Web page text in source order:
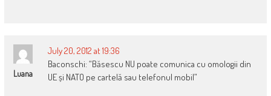
Luana
July 20, 2012 at 19:36
Baconschi: “Băsescu NU poate comunica cu omologii din
UE și NATO pe cartelă sau telefonul mobil”